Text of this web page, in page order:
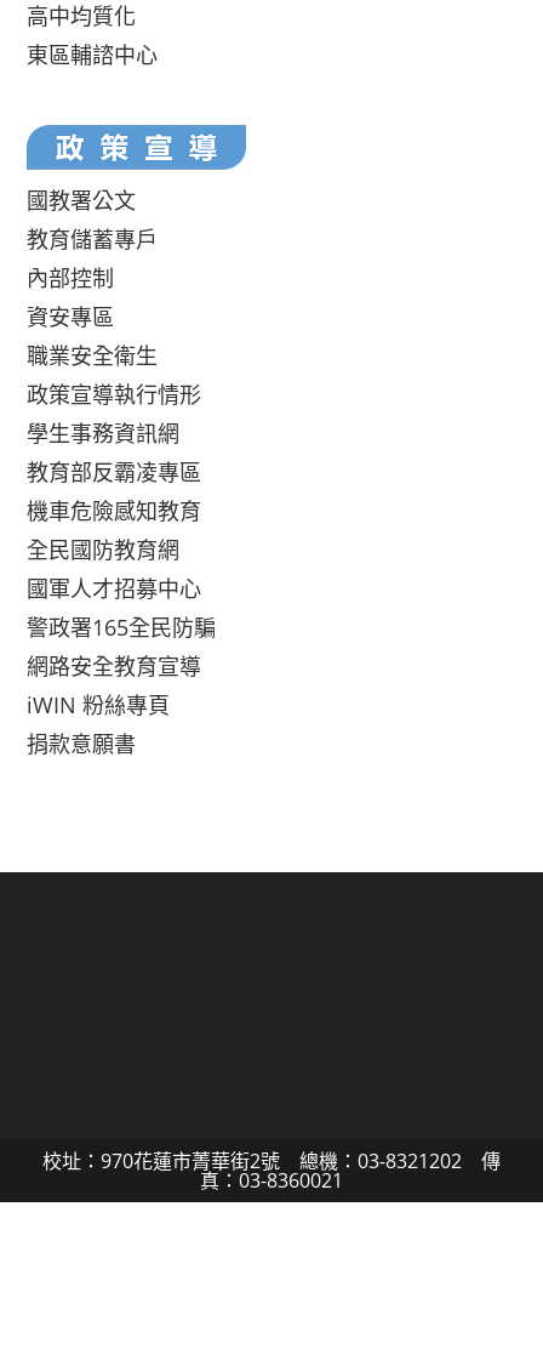
高中均質化
東區輔諮中心
國教署公文
教育儲蓄專戶
內部控制
資安專區
職業安全衛生
政策宣導執行情形
學生事務資訊網
教育部反霸凌專區
機車危險感知教育
全民國防教育網
國軍人才招募中心
警政署165全民防騙
網路安全教育宣導
iWIN 粉絲專頁
捐款意願書
校址：970花蓮市菁華街2號 總機：03-8321202 傳
真：03-8360021